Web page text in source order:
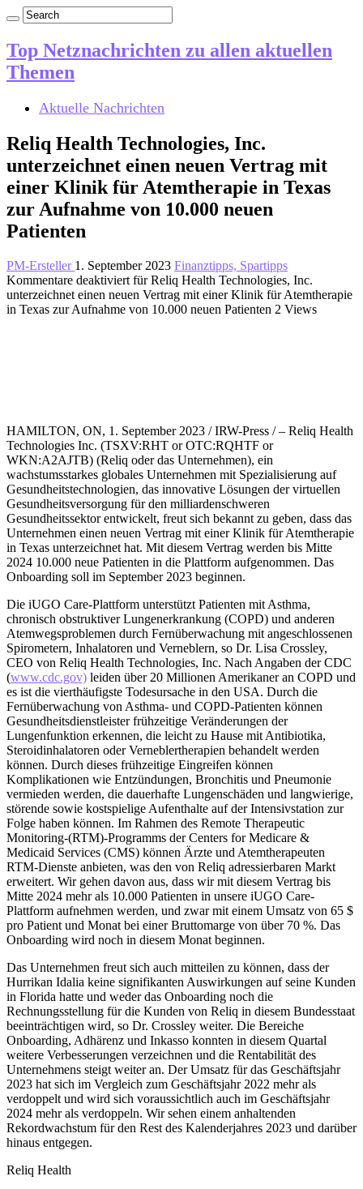
Top Netznachrichten zu allen aktuellen
Themen
Aktuelle Nachrichten
Reliq Health Technologies, Inc.
unterzeichnet einen neuen Vertrag mit
einer Klinik für Atemtherapie in Texas
zur Aufnahme von 10.000 neuen
Patienten
PM-Ersteller 1. September 2023 Finanztipps, Spartipps
Kommentare deaktiviert für Reliq Health Technologies, Inc.
unterzeichnet einen neuen Vertrag mit einer Klinik für Atemtherapie
in Texas zur Aufnahme von 10.000 neuen Patienten 2 Views
HAMILTON, ON, 1. September 2023 / IRW-Press / – Reliq Health
Technologies Inc. (TSXV:RHT or OTC:RQHTF or
WKN:A2AJTB) (Reliq oder das Unternehmen), ein
wachstumsstarkes globales Unternehmen mit Spezialisierung auf
Gesundheitstechnologien, das innovative Lösungen der virtuellen
Gesundheitsversorgung für den milliardenschweren
Gesundheitssektor entwickelt, freut sich bekannt zu geben, dass das
Unternehmen einen neuen Vertrag mit einer Klinik für Atemtherapie
in Texas unterzeichnet hat. Mit diesem Vertrag werden bis Mitte
2024 10.000 neue Patienten in die Plattform aufgenommen. Das
Onboarding soll im September 2023 beginnen.
Die iUGO Care-Plattform unterstützt Patienten mit Asthma,
chronisch obstruktiver Lungenerkrankung (COPD) und anderen
Atemwegsproblemen durch Fernüberwachung mit angeschlossenen
Spirometern, Inhalatoren und Verneblern, so Dr. Lisa Crossley,
CEO von Reliq Health Technologies, Inc. Nach Angaben der CDC
(www.cdc.gov) leiden über 20 Millionen Amerikaner an COPD und
es ist die vierthäufigste Todesursache in den USA. Durch die
Fernüberwachung von Asthma- und COPD-Patienten können
Gesundheitsdienstleister frühzeitige Veränderungen der
Lungenfunktion erkennen, die leicht zu Hause mit Antibiotika,
Steroidinhalatoren oder Verneblertherapien behandelt werden
können. Durch dieses frühzeitige Eingreifen können
Komplikationen wie Entzündungen, Bronchitis und Pneumonie
vermieden werden, die dauerhafte Lungenschäden und langwierige,
störende sowie kostspielige Aufenthalte auf der Intensivstation zur
Folge haben können. Im Rahmen des Remote Therapeutic
Monitoring-(RTM)-Programms der Centers for Medicare &
Medicaid Services (CMS) können Ärzte und Atemtherapeuten
RTM-Dienste anbieten, was den von Reliq adressierbaren Markt
erweitert. Wir gehen davon aus, dass wir mit diesem Vertrag bis
Mitte 2024 mehr als 10.000 Patienten in unsere iUGO Care-
Plattform aufnehmen werden, und zwar mit einem Umsatz von 65 $
pro Patient und Monat bei einer Bruttomarge von über 70 %. Das
Onboarding wird noch in diesem Monat beginnen.
Das Unternehmen freut sich auch mitteilen zu können, dass der
Hurrikan Idalia keine signifikanten Auswirkungen auf seine Kunden
in Florida hatte und weder das Onboarding noch die
Rechnungsstellung für die Kunden von Reliq in diesem Bundesstaat
beeinträchtigen wird, so Dr. Crossley weiter. Die Bereiche
Onboarding, Adhärenz und Inkasso konnten in diesem Quartal
weitere Verbesserungen verzeichnen und die Rentabilität des
Unternehmens steigt weiter an. Der Umsatz für das Geschäftsjahr
2023 hat sich im Vergleich zum Geschäftsjahr 2022 mehr als
verdoppelt und wird sich voraussichtlich auch im Geschäftsjahr
2024 mehr als verdoppeln. Wir sehen einem anhaltenden
Rekordwachstum für den Rest des Kalenderjahres 2023 und darüber
hinaus entgegen.
Reliq Health